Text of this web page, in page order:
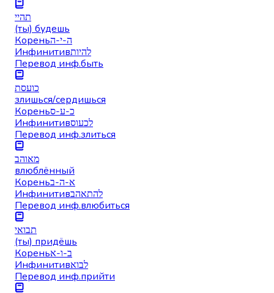
תהיי
(ты) будешь
Кореньה-י-ה
Инфинитивלהיות
Перевод инф.быть
כועסת
злишься/сердишься
Кореньכ-ע-ס
Инфинитивלכעוס
Перевод инф.злиться
מאוהב
влюблённый
Кореньא-ה-ב
Инфинитивלהתאהב
Перевод инф.влюбиться
תבואי
(ты) придёшь
Кореньב-ו-א
Инфинитивלבוא
Перевод инф.прийти